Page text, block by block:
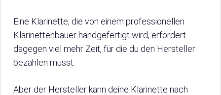
Eine Klarinette, die von einem professionellen
Klarinettenbauer handgefertigt wird, erfordert
dagegen viel mehr Zeit, für die du den Hersteller
bezahlen musst.
Aber der Hersteller kann deine Klarinette nach